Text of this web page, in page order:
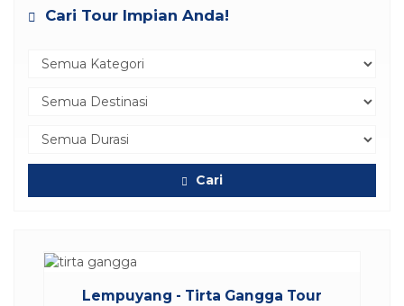
Cari Tour Impian Anda!
Cari
Lempuyang - Tirta Gangga Tour